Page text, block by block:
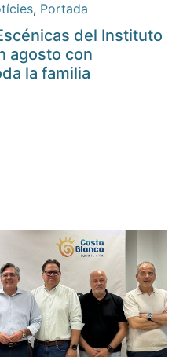
, Portada
del Instituto
agosto con
la familia